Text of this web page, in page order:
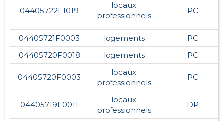
04405722F1019
locaux
professionnels
PC
04405721F0003 logements
PC
04405720F0018
logements PC
04405720F0003
locaux
professionnels
PC
04405719F0011
locaux
professionnels
DP